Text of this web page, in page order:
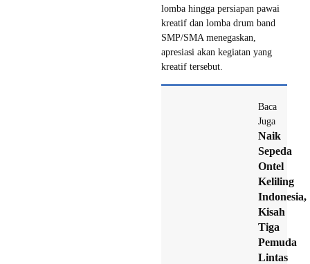
lomba hingga persiapan pawai
kreatif dan lomba drum band
SMP/SMA menegaskan,
apresiasi akan kegiatan yang
kreatif tersebut.
Baca
Juga
Naik
Sepeda
Ontel
Keliling
Indonesia,
Kisah
Tiga
Pemuda
Lintas